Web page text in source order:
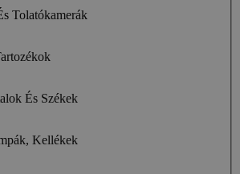
Tolatókamerák
És Székek
Kellékek